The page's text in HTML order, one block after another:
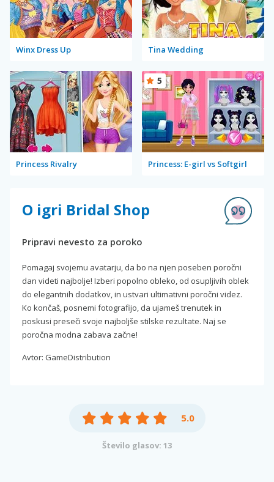
Winx Dress Up Tina Wedding
Princess Rivalry Princess: E-girl vs Softgirl
5
O igri Bridal Shop
Pripravi nevesto za poroko
Pomagaj svojemu avatarju, da bo na njen poseben poročni
dan videti najbolje! Izberi popolno obleko, od osupljivih oblek
do elegantnih dodatkov, in ustvari ultimativni poročni videz.
Ko končaš, posnemi fotografijo, da ujameš trenutek in
poskusi preseči svoje najboljše stilske rezultate. Naj se
poročna modna zabava začne!
Avtor: GameDistribution
5.0
Število glasov: 13